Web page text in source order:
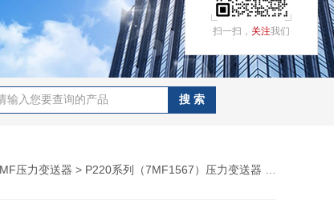
压力变送器 > P220系列（7MF1567）压力变送器
扫一扫， 关注我们